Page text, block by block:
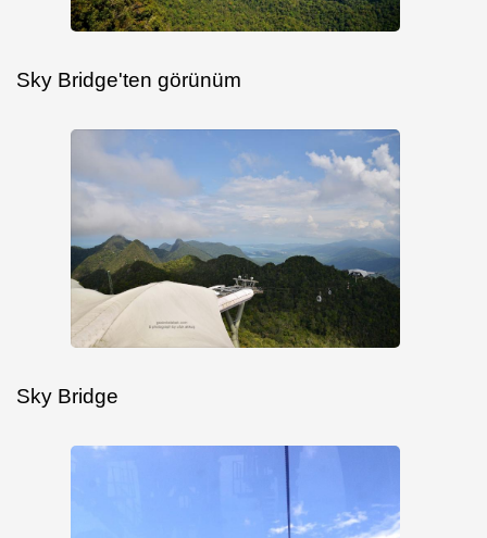
Sky Bridge'ten görünüm
Sky Bridge